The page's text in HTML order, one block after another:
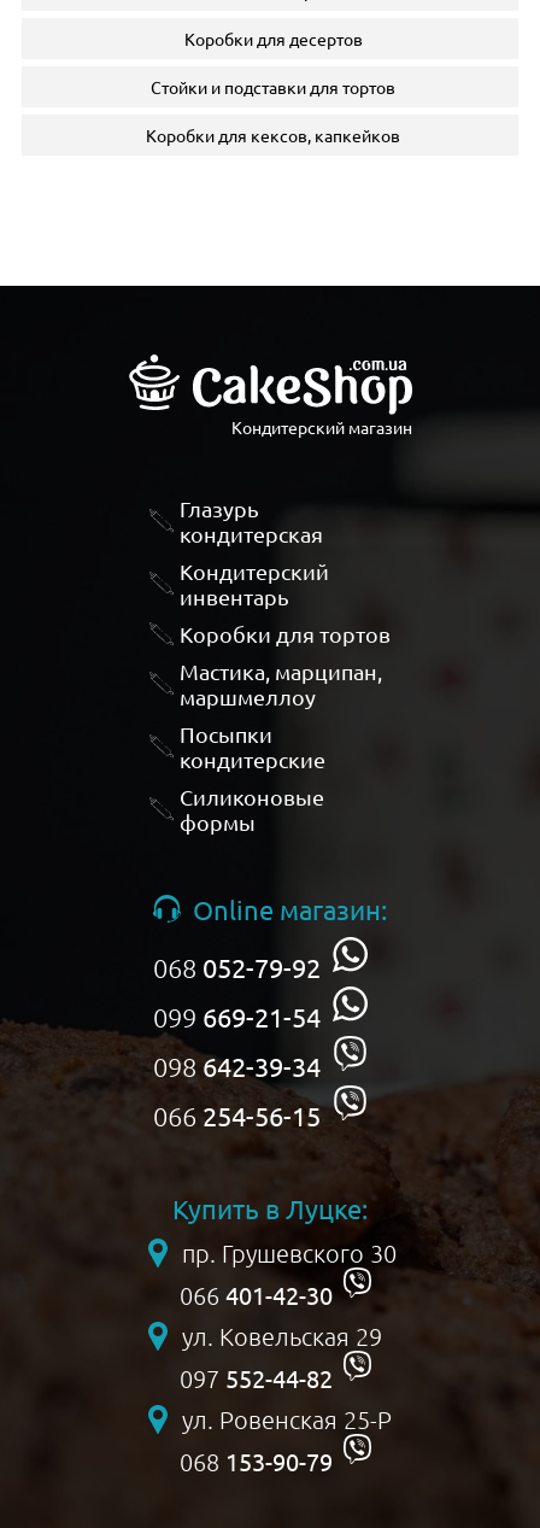
Коробки для десертов
Стойки и подставки для тортов
Коробки для кексов, капкейков
Кондитерский магазин
Глазурь
кондитерская
Кондитерский
инвентарь
Коробки для тортов
Мастика, марципан,
маршмеллоу
Посыпки
кондитерские
Силиконовые
формы
Online магазин:
068 052-79-92
099 669-21-54
098 642-39-34
066 254-56-15
Купить в Луцке:
пр. Грушевского 30
066 401-42-30
ул. Ковельская 29
097 552-44-82
ул. Ровенская 25-Р
068 153-90-79